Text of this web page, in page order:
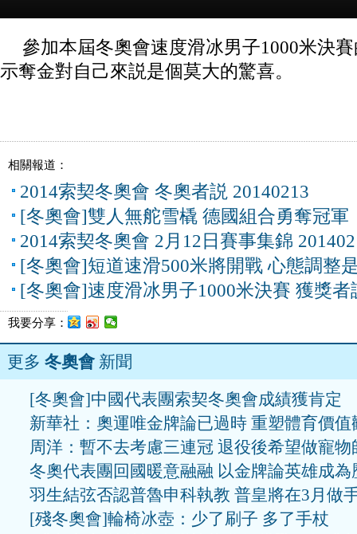
參加本屆冬奧會速度滑冰男子1000米決
示奪金對自己來説是個莫大的驚喜。
相關報道：
2014索契冬奧會 冬奧者説 20140213
[冬奧會]雙人無舵雪橇 德國組合勇奪冠軍
2014索契冬奧會 2月12日賽事集錦
[冬奧會]短道速滑500米將開戰 心態調整
[冬奧會]速度滑冰男子1000米決賽 獲獎者
我要分享：
更多 冬奧會新聞
[冬奧會]中國代表團索契冬奧會成績獲肯定
新華社：奧運唯金牌論已過時 重塑體育價值
周洋：暫不去考慮三連冠 退役後希望做寵物
冬奧代表團回國暖意融融 以金牌論英雄成為
羽生結弦否認普魯申科執教 普皇將在3月做
[殘冬奧會]輪椅冰壺：少了刷子 多了手杖